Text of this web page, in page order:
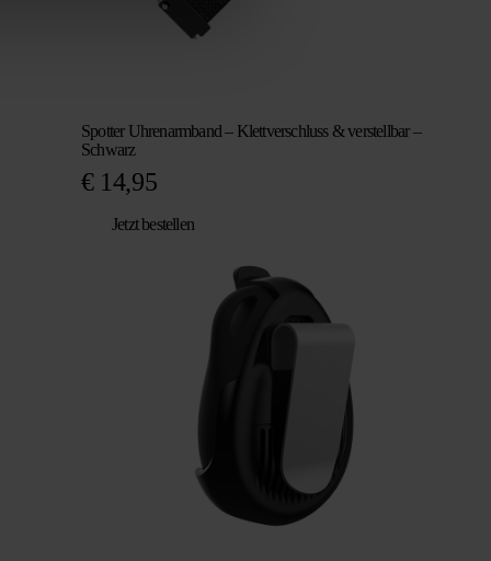
Spotter Uhrenarmband – Klettverschluss & verstellbar –
Schwarz
€14,95
Jetzt bestellen